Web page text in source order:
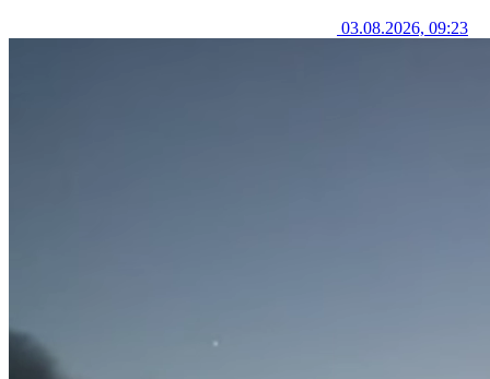
03.08.2026, 09:23